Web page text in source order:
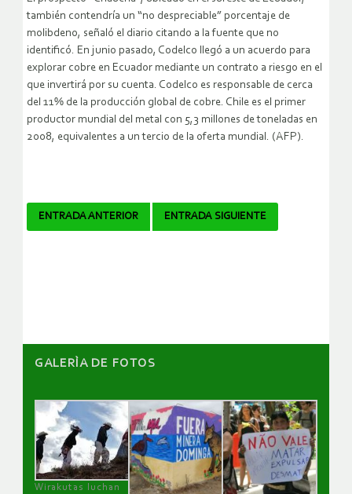
también contendría un “no despreciable” porcentaje de
molibdeno, señaló el diario citando a la fuente que no
identificó. En junio pasado, Codelco llegó a un acuerdo para
explorar cobre en Ecuador mediante un contrato a riesgo en el
que invertirá por su cuenta. Codelco es responsable de cerca
del 11% de la producción global de cobre. Chile es el primer
productor mundial del metal con 5,3 millones de toneladas en
2008, equivalentes a un tercio de la oferta mundial. (AFP).
Navegador
ENTRADA ANTERIOR ENTRADA SIGUIENTE
GALERÌA DE FOTOS
Wirakutas luchan